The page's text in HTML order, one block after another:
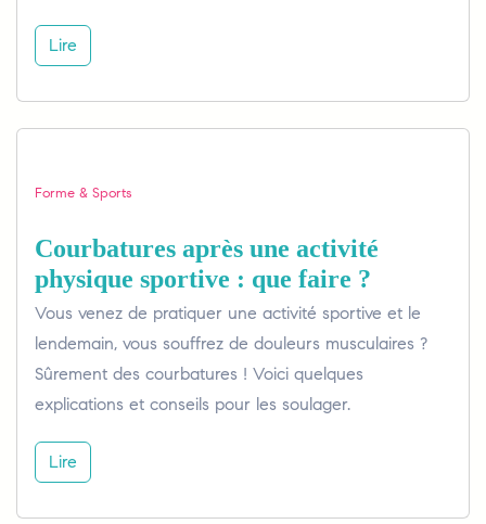
Lire
Forme & Sports
Courbatures après une activité
physique sportive : que faire ?
Vous venez de pratiquer une activité sportive et le
lendemain, vous souffrez de douleurs musculaires ?
Sûrement des courbatures ! Voici quelques
explications et conseils pour les soulager.
Lire